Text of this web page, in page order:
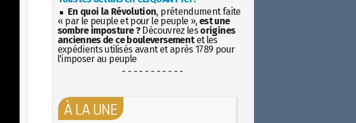
En quoi la Révolution, prétendument faite
« par le peuple et pour le peuple », est une
sombre imposture ?Découvrez les origines
anciennes de ce bouleversementet les
expédients utilisés avant et après 1789 pour
l'imposer au peuple
- - - - - - - - - - -
À LA UNE